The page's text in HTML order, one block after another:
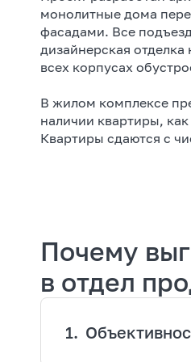
монолитные дома
фасадами. Все
дизайнерская
всех корпусах
В жилом комплексе
наличии квартиры,
Квартиры сдаются с
Молжаниновского
прогулочными
предусмотрено 8
домов находятся
ЖК расположен в
Почему
в отдел
1.